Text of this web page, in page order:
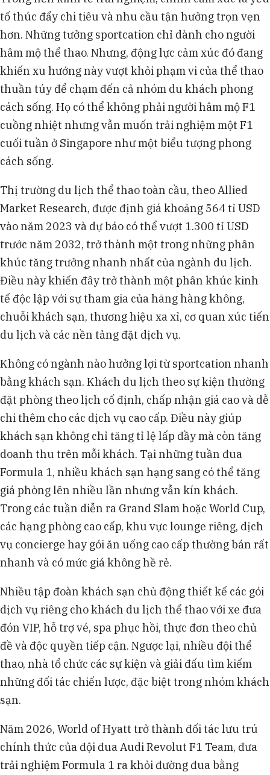
tố thúc đẩy chi tiêu và nhu cầu tận hưởng trọn vẹn
hơn. Những tưởng sportcation chỉ dành cho người
hâm mộ thể thao. Nhưng, động lực cảm xúc đó đang
khiến xu hướng này vượt khỏi phạm vi của thể thao
thuần túy để chạm đến cả nhóm du khách phong
cách sống. Họ có thể không phải người hâm mộ F1
cuồng nhiệt nhưng vẫn muốn trải nghiệm một F1
cuối tuần ở Singapore như một biểu tượng phong
cách sống.
Thị trường du lịch thể thao toàn cầu, theo Allied
Market Research, được định giá khoảng 564 tỉ USD
vào năm 2023 và dự báo có thể vượt 1.300 tỉ USD
trước năm 2032, trở thành một trong những phân
khúc tăng trưởng nhanh nhất của ngành du lịch.
Điều này khiến đây trở thành một phân khúc kinh
tế độc lập với sự tham gia của hãng hàng không,
chuỗi khách sạn, thương hiệu xa xỉ, cơ quan xúc tiến
du lịch và các nền tảng đặt dịch vụ.
Không có ngành nào hưởng lợi từ sportcation nhanh
bằng khách sạn. Khách du lịch theo sự kiện thường
đặt phòng theo lịch cố định, chấp nhận giá cao và dễ
chi thêm cho các dịch vụ cao cấp. Điều này giúp
khách sạn không chỉ tăng tỉ lệ lấp đầy mà còn tăng
doanh thu trên mỗi khách. Tại những tuần đua
Formula 1, nhiều khách sạn hạng sang có thể tăng
giá phòng lên nhiều lần nhưng vẫn kín khách.
Trong các tuần diễn ra Grand Slam hoặc World Cup,
các hạng phòng cao cấp, khu vực lounge riêng, dịch
vụ concierge hay gói ăn uống cao cấp thường bán rất
nhanh và có mức giá không hề rẻ.
Nhiều tập đoàn khách sạn chủ động thiết kế các gói
dịch vụ riêng cho khách du lịch thể thao với xe đưa
đón VIP, hỗ trợ vé, spa phục hồi, thực đơn theo chủ
đề và độc quyền tiếp cận. Ngược lại, nhiều đội thể
thao, nhà tổ chức các sự kiện và giải đấu tìm kiếm
những đối tác chiến lược, đặc biệt trong nhóm khách
sạn.
Năm 2026, World of Hyatt trở thành đối tác lưu trú
chính thức của đội đua Audi Revolut F1 Team, đưa
trải nghiệm Formula 1 ra khỏi đường đua bằng